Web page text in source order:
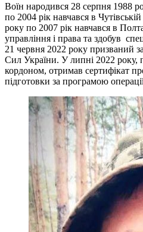
Воїн народився 28 серпня 1988
по 2004 рік навчався в
року по 2007 рік навчався в
управління і права та здобув
21 червня 2022 року призваний
Сил України. У липні 2022 року,
кордоном, отримав сертифікат
підготовки за програмою